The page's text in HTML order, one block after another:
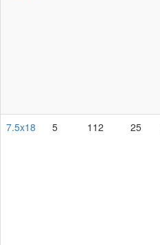
7.5x18 5 112 25